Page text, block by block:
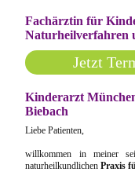
Fachärztin für
Naturheilverfahren
Jetzt
Kinderarzt
Biebach
Liebe Patienten,
willkommen in meiner
naturheilkundlichenPraxis